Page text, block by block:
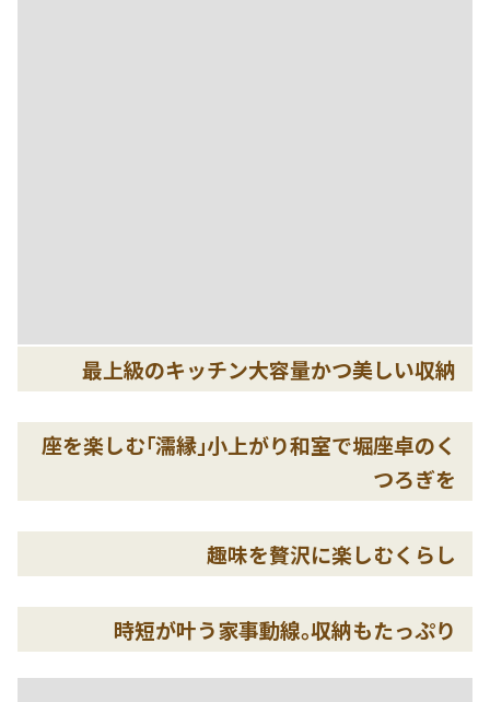
最上級のキッチン大容量かつ美しい収納
座を楽しむ｢濡縁｣小上がり和室で堀座卓のく
つろぎを
趣味を贅沢に楽しむくらし
時短が叶う家事動線｡収納もたっぷり